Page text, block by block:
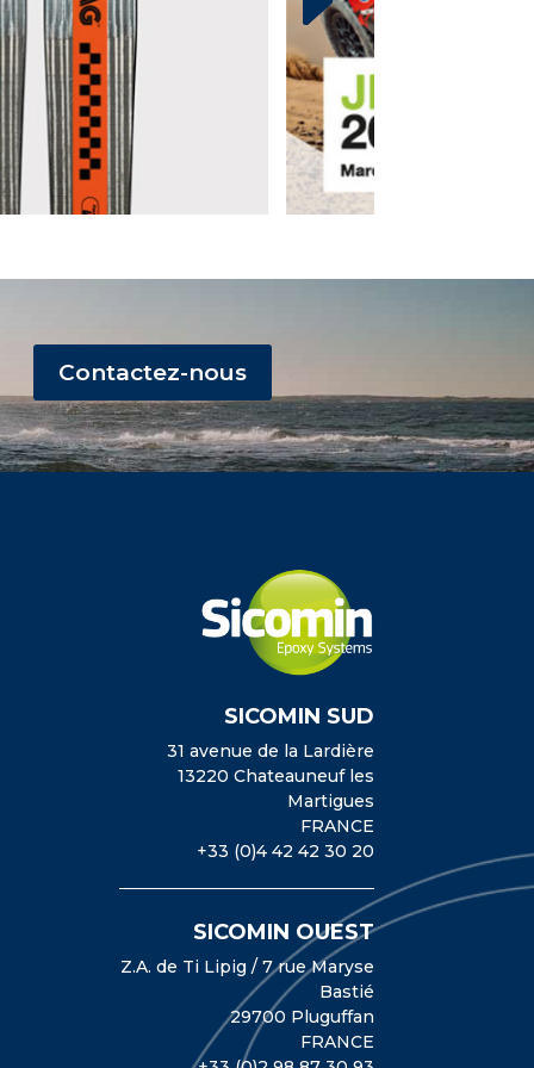
Contactez-nous
SICOMIN SUD
31 avenue de la Lardière
13220 Chateauneuf les
Martigues
FRANCE
+33 (0)4 42 42 30 20
SICOMIN OUEST
Z.A. de Ti Lipig / 7 rue Maryse
Bastié
29700 Pluguffan
FRANCE